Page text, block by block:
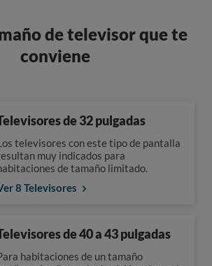
de televisor que te
conviene
de 32 pulgadas
televisores con este tipo de pantalla
muy indicados para
de tamaño limitado.
8 Televisores
de 40 a 43 pulgadas
habitaciones de un tamaño